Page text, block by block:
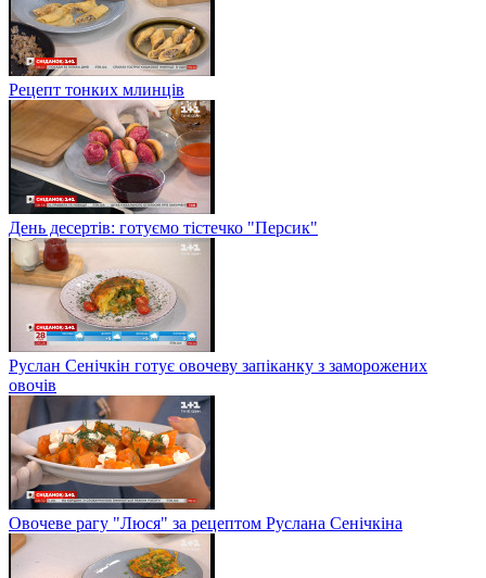
Рецепт тонких млинців
День десертів: готуємо тістечко "Персик"
Руслан Сенічкін готує овочеву запіканку з заморожених
овочів
Овочеве рагу "Люся" за рецептом Руслана Сенічкіна